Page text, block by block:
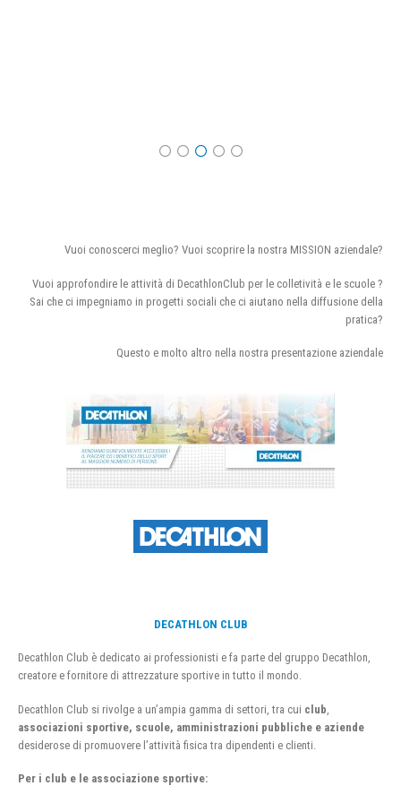
Vuoi conoscerci meglio? Vuoi scoprire la nostra MISSION aziendale?
Vuoi approfondire le attività di DecathlonClub per le colletività e le scuole ?
Sai che ci impegniamo in progetti sociali che ci aiutano nella diffusione della
pratica?
Questo e molto altro nella nostra presentazione aziendale
DECATHLON CLUB
Decathlon Club è dedicato ai professionisti e fa parte del gruppo Decathlon,
creatore e fornitore di attrezzature sportive in tutto il mondo.
Decathlon Club si rivolge a un’ampia gamma di settori, tra cui club
associazioni sportive, scuole, amministrazioni pubbliche e aziende
desiderose di promuovere l’attività fisica tra dipendenti e clienti.
Per i club e le associazione sportive: